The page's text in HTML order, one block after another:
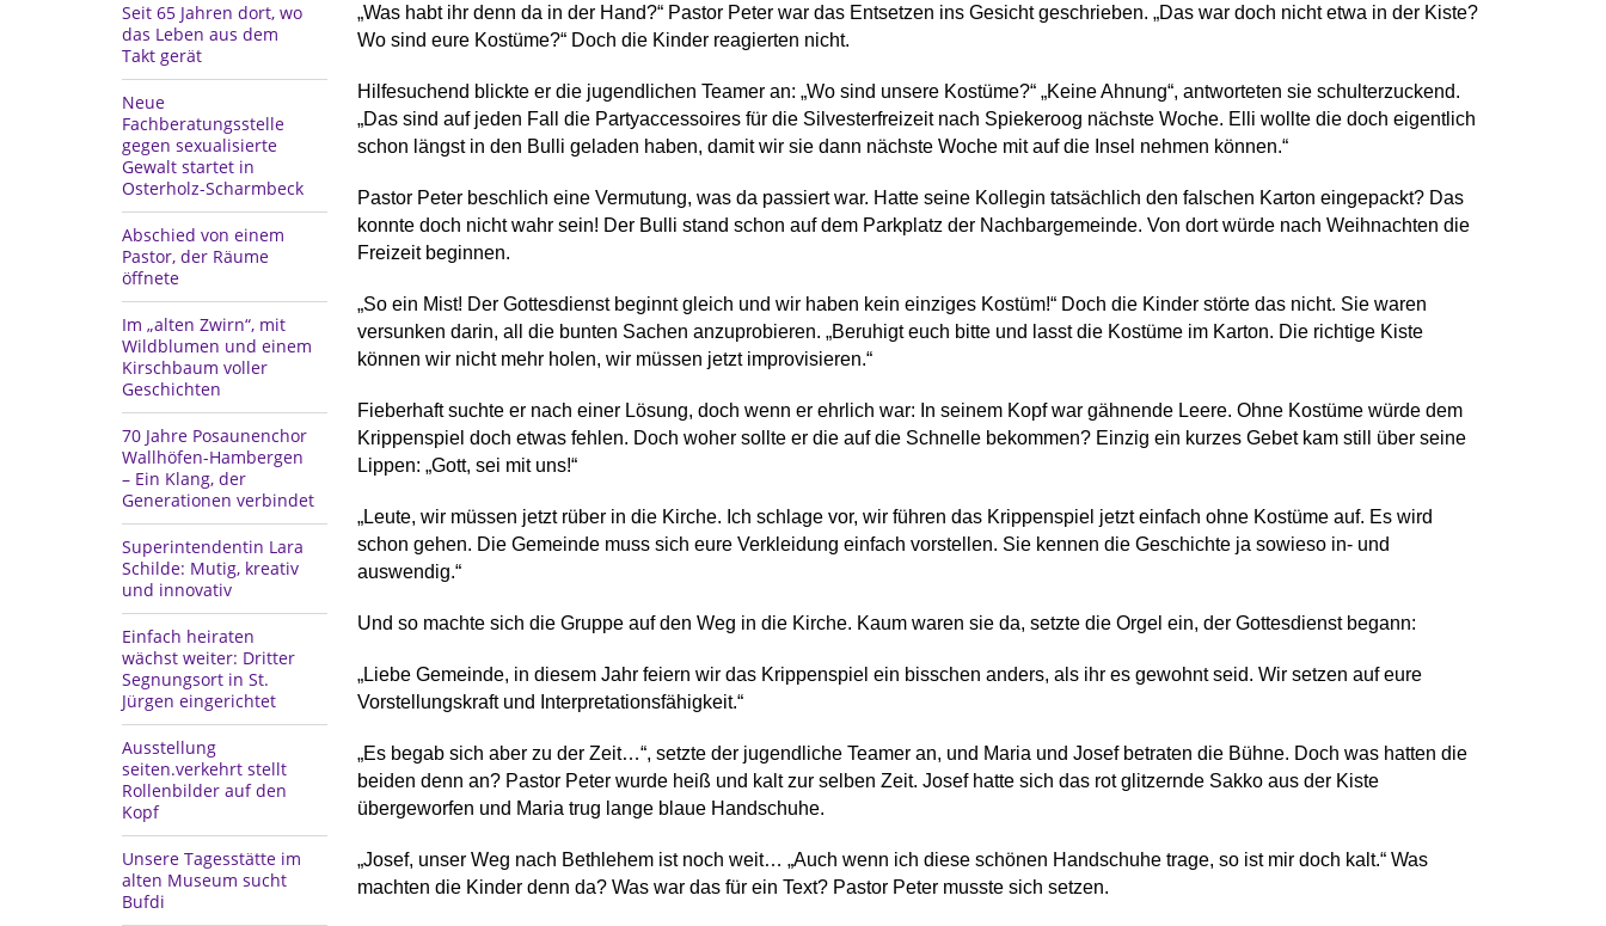
Seit 65 Jahren dort, wo
das Leben aus dem
Takt gerät
Neue
Fachberatungsstelle
gegen sexualisierte
Gewalt startet in
Osterholz-Scharmbeck
Abschied von einem
Pastor, der Räume
öffnete
Im „alten Zwirn“, mit
Wildblumen und einem
Kirschbaum voller
Geschichten
70 Jahre Posaunenchor
Wallhöfen-Hambergen
– Ein Klang, der
Generationen verbindet
Superintendentin Lara
Schilde: Mutig, kreativ
und innovativ
Einfach heiraten
wächst weiter: Dritter
Segnungsort in St.
Jürgen eingerichtet
Ausstellung
seiten.verkehrt stellt
Rollenbilder auf den
Kopf
Unsere Tagesstätte im
alten Museum sucht
Bufdi
„Was habt ihr denn da in der Hand?“ Pastor Peter war das Entsetzen ins Gesicht geschrieben. „Das war doch nicht etwa in der Kiste?
Wo sind eure Kostüme?“ Doch die Kinder reagierten nicht.
Hilfesuchend blickte er die jugendlichen Teamer an: „Wo sind unsere Kostüme?“ „Keine Ahnung“, antworteten sie schulterzuckend.
„Das sind auf jeden Fall die Partyaccessoires für die Silvesterfreizeit nach Spiekeroog nächste Woche. Elli wollte die doch eigentlich
schon längst in den Bulli geladen haben, damit wir sie dann nächste Woche mit auf die Insel nehmen können.“
Pastor Peter beschlich eine Vermutung, was da passiert war. Hatte seine Kollegin tatsächlich den falschen Karton eingepackt? Das
konnte doch nicht wahr sein! Der Bulli stand schon auf dem Parkplatz der Nachbargemeinde. Von dort würde nach Weihnachten die
Freizeit beginnen.
„So ein Mist! Der Gottesdienst beginnt gleich und wir haben kein einziges Kostüm!“ Doch die Kinder störte das nicht. Sie waren
versunken darin, all die bunten Sachen anzuprobieren. „Beruhigt euch bitte und lasst die Kostüme im Karton. Die richtige Kiste
können wir nicht mehr holen, wir müssen jetzt improvisieren.“
Fieberhaft suchte er nach einer Lösung, doch wenn er ehrlich war: In seinem Kopf war gähnende Leere. Ohne Kostüme würde dem
Krippenspiel doch etwas fehlen. Doch woher sollte er die auf die Schnelle bekommen? Einzig ein kurzes Gebet kam still über seine
Lippen: „Gott, sei mit uns!“
„Leute, wir müssen jetzt rüber in die Kirche. Ich schlage vor, wir führen das Krippenspiel jetzt einfach ohne Kostüme auf. Es wird
schon gehen. Die Gemeinde muss sich eure Verkleidung einfach vorstellen. Sie kennen die Geschichte ja sowieso in- und
auswendig.“
Und so machte sich die Gruppe auf den Weg in die Kirche. Kaum waren sie da, setzte die Orgel ein, der Gottesdienst begann:
„Liebe Gemeinde, in diesem Jahr feiern wir das Krippenspiel ein bisschen anders, als ihr es gewohnt seid. Wir setzen auf eure
Vorstellungskraft und Interpretationsfähigkeit.“
„Es begab sich aber zu der Zeit…“, setzte der jugendliche Teamer an, und Maria und Josef betraten die Bühne. Doch was hatten die
beiden denn an? Pastor Peter wurde heiß und kalt zur selben Zeit. Josef hatte sich das rot glitzernde Sakko aus der Kiste
übergeworfen und Maria trug lange blaue Handschuhe.
„Josef, unser Weg nach Bethlehem ist noch weit… „Auch wenn ich diese schönen Handschuhe trage, so ist mir doch kalt.“ Was
machten die Kinder denn da? Was war das für ein Text? Pastor Peter musste sich setzen.